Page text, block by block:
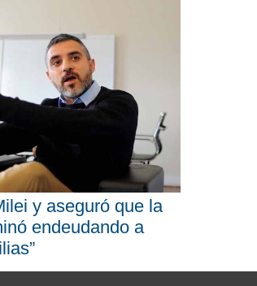
y aseguró que la
endeudando a